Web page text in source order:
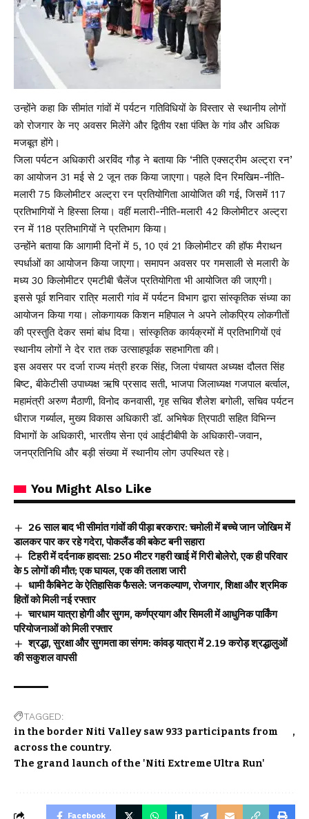
उन्होंने कहा कि सीमांत गांवों में पर्यटन गतिविधियों के विस्तार से स्थानीय लोगों
को रोजगार के नए अवसर मिलेंगे और द्वितीय रक्षा पंक्ति के गांव और अधिक
मजबूत होंगे।
जिला पर्यटन अधिकारी अरविंद गौड़ ने बताया कि ‘नीति एक्सट्रीम अल्ट्रा रन’
का आयोजन 31 मई से 2 जून तक किया जाएगा। पहले दिन रिमखिम-नीति-
मलारी 75 किलोमीटर अल्ट्रा रन प्रतियोगिता आयोजित की गई, जिसमें 117
प्रतिभागियों ने हिस्सा लिया। वहीं मलारी-नीति-मलारी 42 किलोमीटर अल्ट्रा
रन में 118 प्रतिभागियों ने प्रतिभाग किया।
उन्होंने बताया कि आगामी दिनों में 5, 10 एवं 21 किलोमीटर की हॉफ मैराथन
स्पर्धाओं का आयोजन किया जाएगा। समापन अवसर पर गमसाली से मलारी के
मध्य 30 किलोमीटर एमटीबी चैलेंज प्रतियोगिता भी आयोजित की जाएगी।
इससे पूर्व शनिवार रात्रि मलारी गांव में पर्यटन विभाग द्वारा सांस्कृतिक संध्या का
आयोजन किया गया। लोकगायक किशन महिपाल ने अपने लोकप्रिय लोकगीतों
की प्रस्तुति देकर समां बांध दिया। सांस्कृतिक कार्यक्रमों में प्रतिभागियों एवं
स्थानीय लोगों ने देर रात तक उत्साहपूर्वक सहभागिता की।
इस अवसर पर दर्जा राज्य मंत्री हरक सिंह, जिला पंचायत अध्यक्ष दौलत सिंह
बिष्ट, बीकेटीसी उपाध्यक्ष ऋषि प्रसाद सती, भाजपा जिलाध्यक्ष गजपाल बर्त्वाल,
महामंत्री अरुण मैठाणी, विनोद कनवासी, गृह सचिव शैलेश बगोली, सचिव पर्यटन
धीराज गर्ब्याल, मुख्य विकास अधिकारी डॉ. अभिषेक त्रिपाठी सहित विभिन्न
विभागों के अधिकारी, भारतीय सेना एवं आईटीबीपी के अधिकारी-जवान,
जनप्रतिनिधि और बड़ी संख्या में स्थानीय लोग उपस्थित रहे।
You Might Also Like
26 साल बाद भी सीमांत गांवों की पीड़ा बरकरार: चमोली में बच्चे जान जोखिम में
डालकर पार कर रहे गदेरा, पोकलैंड की बकेट बनी सहारा
टिहरी में दर्दनाक हादसा: 250 मीटर गहरी खाई में गिरी बोलेरो, एक ही परिवार
के 5 लोगों की मौत; एक घायल, एक की तलाश जारी
धामी कैबिनेट के ऐतिहासिक फैसले: जनकल्याण, रोजगार, शिक्षा और श्रमिक
हितों को मिली नई रफ्तार
चारधाम यात्रा होगी और सुगम, कर्णप्रयाग और सिमली में आधुनिक पार्किंग
परियोजनाओं को मिली रफ्तार
श्रद्धा, सुरक्षा और सुगमता का संगम: कांवड़ यात्रा में 2.19 करोड़ श्रद्धालुओं
की सकुशल वापसी
TAGGED:
in the border Niti Valley saw 933 participants from
across the country.
The grand launch of the 'Niti Extreme Ultra Run'
Facebook